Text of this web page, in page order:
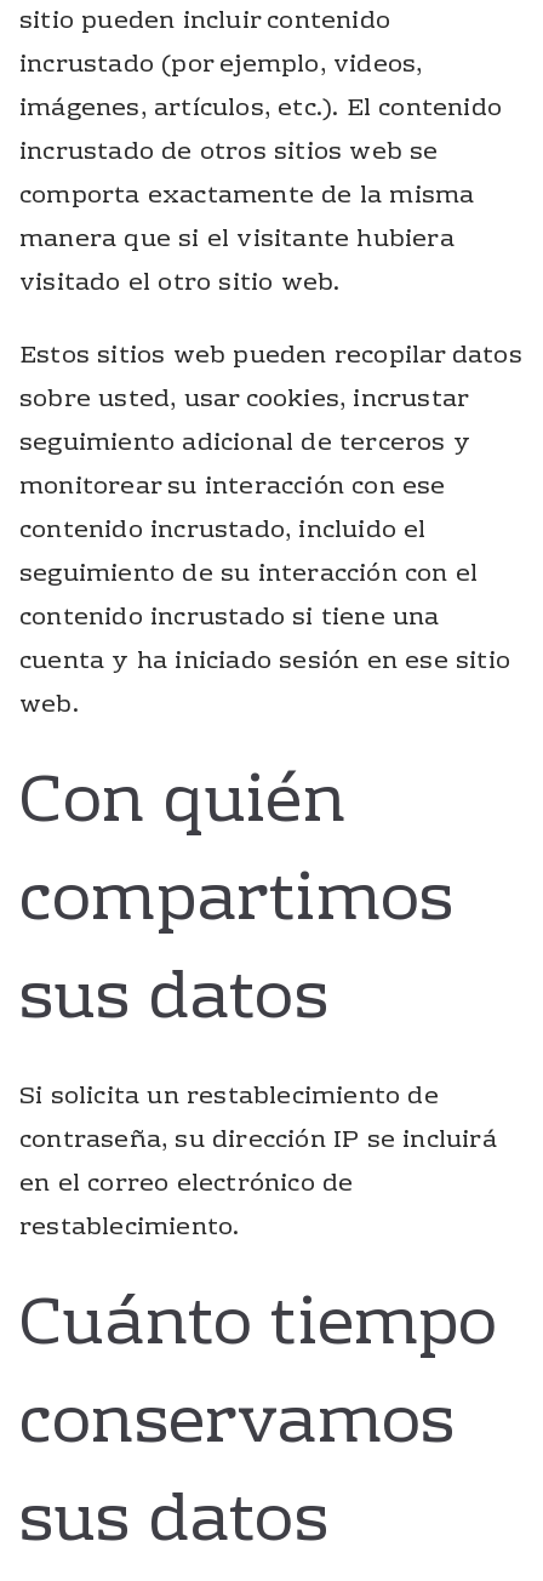
sitio pueden incluir contenido
incrustado (por ejemplo, videos,
imágenes, artículos, etc.). El contenido
incrustado de otros sitios web se
comporta exactamente de la misma
manera que si el visitante hubiera
visitado el otro sitio web.
Estos sitios web pueden recopilar datos
sobre usted, usar cookies, incrustar
seguimiento adicional de terceros y
monitorear su interacción con ese
contenido incrustado, incluido el
seguimiento de su interacción con el
contenido incrustado si tiene una
cuenta y ha iniciado sesión en ese sitio
web.
Con quién
compartimos
sus datos
Si solicita un restablecimiento de
contraseña, su dirección IP se incluirá
en el correo electrónico de
restablecimiento.
Cuánto tiempo
conservamos
sus datos